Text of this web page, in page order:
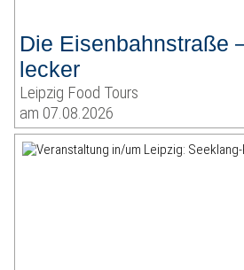
Die Eisenbahnstraße
lecker
Leipzig Food Tours
am 07.08.2026